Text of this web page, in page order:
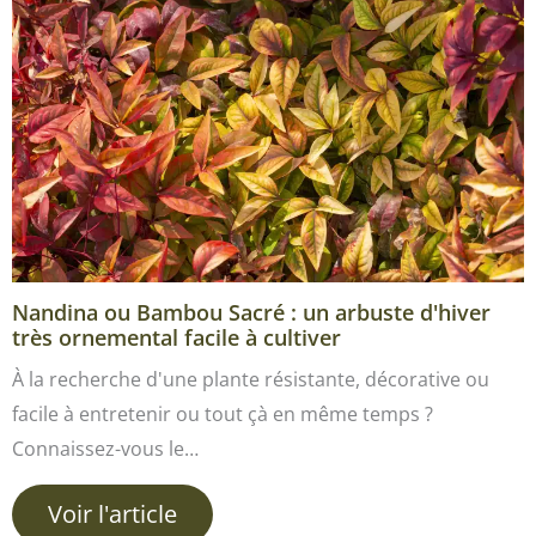
Nandina ou Bambou Sacré : un arbuste d'hiver
très ornemental facile à cultiver
À la recherche d'une plante résistante, décorative ou
facile à entretenir ou tout çà en même temps ?
Connaissez-vous le…
Voir l'article